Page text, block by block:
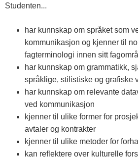
l
e
m
a
r
Studenten...
har kunnskap om språket som
kommunikasjon og kjenner til
fagterminologi innen sitt
har kunnskap om grammatikk,
språklige, stilistiske og grafiske
har kunnskap om relevante
ved kommunikasjon
kjenner til ulike former for
avtaler og kontrakter
kjenner til ulike metoder for
kan reflektere over kulturelle